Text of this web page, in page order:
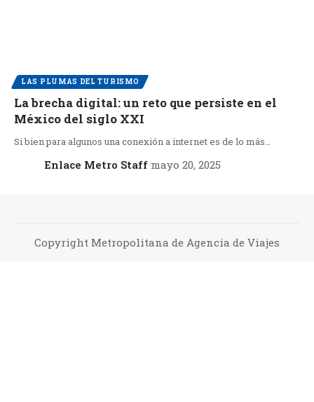
LAS PLUMAS DEL TURISMO
La brecha digital: un reto que persiste en el
México del siglo XXI
Si bien para algunos una conexión a internet es de lo más…
Enlace Metro Staff mayo 20, 2025
Copyright Metropolitana de Agencia de Viajes